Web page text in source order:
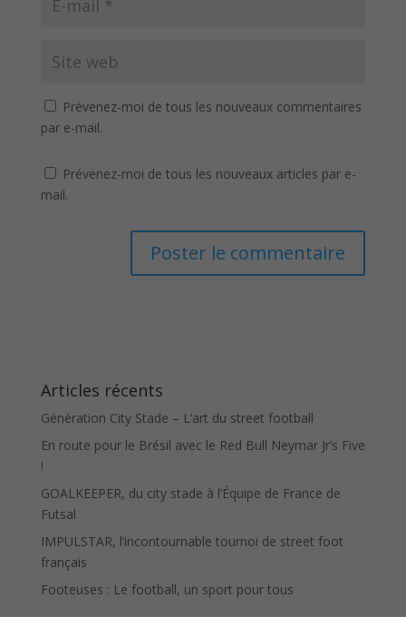
Prévenez-moi de tous les nouveaux commentaires
par e-mail.
Prévenez-moi de tous les nouveaux articles par e-
mail.
Articles récents
Génération City Stade – L’art du street football
En route pour le Brésil avec le Red Bull Neymar Jr’s Five
!
GOALKEEPER, du city stade à l’Équipe de France de
Futsal
IMPULSTAR, l’incontournable tournoi de street foot
français
Footeuses : Le football, un sport pour tous